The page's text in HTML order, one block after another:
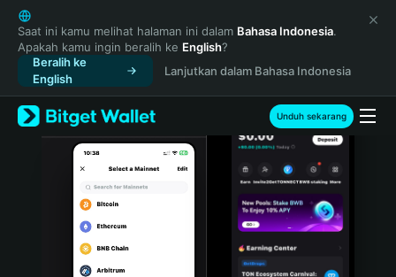
English
日本語
Tiếng Việt
Русский
Español (Latinoamérica)
Türkçe
Italiano
Português (Portugal)
Bahasa Indonesia
Saat ini kamu melihat halaman ini dalam Bahasa Indonesia.
Apakah kamu ingin beralih ke English?
Beralih ke
English
Lanjutkan dalam Bahasa Indonesia
Unduh sekarang